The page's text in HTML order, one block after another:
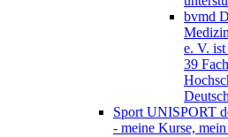
bvmd
e. V. ist
39
Sport UNISPORT
- meine Kurse,